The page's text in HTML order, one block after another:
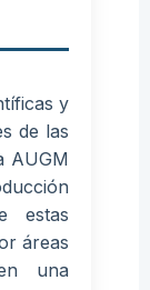
y
de las
AUGM
estas
áreas
una